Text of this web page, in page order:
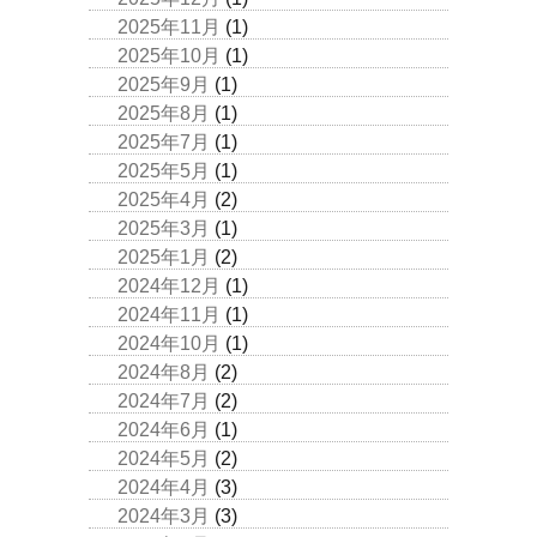
2025年11月 (1)
2025年10月 (1)
2025年9月 (1)
2025年8月 (1)
2025年7月 (1)
2025年5月 (1)
2025年4月 (2)
2025年3月 (1)
2025年1月 (2)
2024年12月 (1)
2024年11月 (1)
2024年10月 (1)
2024年8月 (2)
2024年7月 (2)
2024年6月 (1)
2024年5月 (2)
2024年4月 (3)
2024年3月 (3)